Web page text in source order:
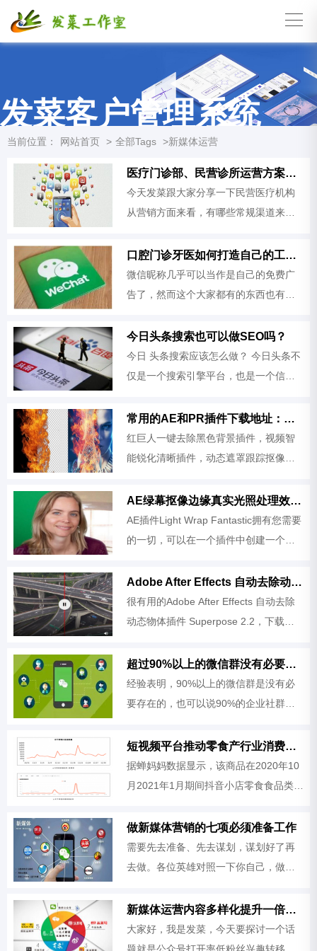
发菜客户管理系统
当前位置： 网站首页 > 全部Tags >新媒体运营
医疗门诊部、民营诊所运营方案：常规推广运营方式有哪些？
今天发菜跟大家分享一下民营医疗机构
从营销方面来看，有哪些常规渠道来推
口腔门诊牙医如何打造自己的工作微信账号？
微信昵称几乎可以当作是自己的免费广
告了，然而这个大家都有的东西也有几
家就能记得了，要学会给自己打标签，
尽可能是大家熟悉的事物
今日头条搜索也可以做SEO吗？
今日 头条搜索应该怎么做？ 今日头条不
仅是一个搜索引擎平台，也是一个信息
方面入手。 信息流排名： 头条搜索聚合
了独立三方内容和自由平台内
常用的AE和PR插件下载地址：红巨人，智能锐化清晰插件
红巨人一键去除黑色背景插件，视频智
能锐化清晰插件，动态遮罩跟踪抠像合
AE绿幕抠像边缘真实光照处理效果插件 Light Wrap Fantastic
AE插件Light Wrap Fantastic拥有您需要
的一切，可以在一个插件中创建一个很
更好的视频合成的一些功能。
Adobe After Effects 自动去除动态物体插件 Superpose 2.2
很有用的Adobe After Effects 自动去除
动态物体插件 Superpose 2.2，下载地
除动态元素，比如车流，雨雪，人群
等，插件的操作很方便，功能强大。
超过90%以上的微信群没有必要存在
经验表明，90%以上的微信群是没有必
要存在的，也可以说90%的企业社群运
短视频平台推动零食产行业消费数据上升
据蝉妈妈数据显示，该商品在2020年10
月2021年1月期间抖音小店零食食品类目
超1.4万场。从商品直播销量趋势可以看
到，期间内共有2次明显的销量峰
做新媒体营销的七项必须准备工作
需要先去准备、先去谋划，谋划好了再
去做。各位英雄对照一下你自己，做新
果没有做到的话，你想要去把它去考虑
进去。
新媒体运营内容多样化提升一倍阅读量
大家好，我是发菜，今天要探讨一个话